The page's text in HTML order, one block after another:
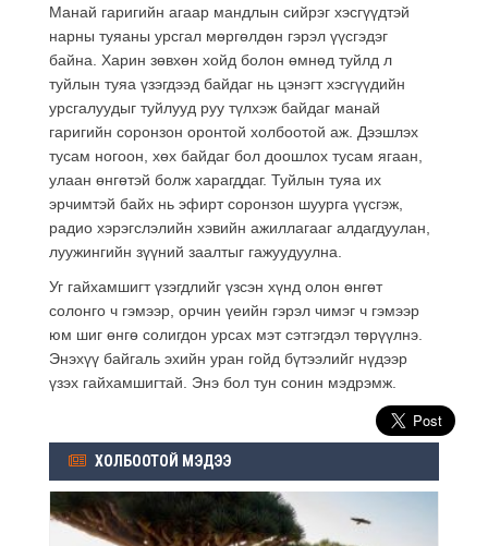
Манай гаригийн агаар мандлын сийрэг хэсгүүдтэй
нарны туяаны урсгал мөргөлдөн гэрэл үүсгэдэг
байна. Харин зөвхөн хойд болон өмнөд туйлд л
туйлын туяа үзэгдээд байдаг нь цэнэгт хэсгүүдийн
урсгалуудыг туйлууд руу түлхэж байдаг манай
гаригийн соронзон оронтой холбоотой аж. Дээшлэх
тусам ногоон, хөх байдаг бол дooшлox тусам ягаан,
улаан өнгөтэй болж харагддаг. Туйлын туяа их
эрчимтэй байх нь эфирт соронзон шуурга үүсгэж,
радио хэрэгслэлийн хэвийн ажиллагааг алдагдуулан,
луужингийн зүүний заалтыг гажуудуулна.
Уг гайхамшигт үзэгдлийг үзсэн хүнд олон өнгөт
солонго ч гэмээр, орчин үеийн гэрэл чимэг ч гэмээр
юм шиг өнгө солигдон урсах мэт сэтгэгдэл төрүүлнэ.
Энэхүү байгаль эхийн уран гойд бүтээлийг нүдээр
үзэх гайхамшигтай. Энэ бол тун сонин мэдрэмж.
ХОЛБООТОЙ МЭДЭЭ